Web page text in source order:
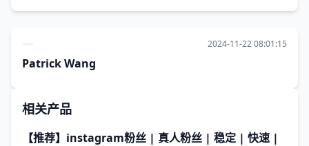
2024-11-22 08:01:15
Patrick Wang
相关产品
【推荐】instagram粉丝 | 真人粉丝 | 稳定 | 快速 |